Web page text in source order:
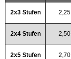
2x3 Stufen 2,25
2x4 Stufen 2,50
2x5 Stufen 2,70